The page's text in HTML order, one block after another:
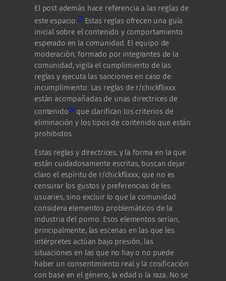
El post además hace referencia a las reglas de
este espacio.13Estas reglas ofrecen una guía
inicial sobre el contenido y comportamiento
esperado en la comunidad. El equipo de
moderación, formado por integrantes de la
comunidad, vigila el cumplimiento de las
reglas y ejecuta las sanciones en caso de
incumplimiento. Las reglas de r/chickflixxx
están acompañadas de unas directrices de
contenido14que clarifican los criterios de
eliminación y los tipos de contenido que están
prohibidos.
Estas reglas y directrices, y la forma en la que
están cuidadosamente escritas, buscan dejar
claro el espíritu de r/chickflixxx, que no es
censurar los gustos y preferencias de les
usuaries, sino excluir lo que la comunidad
considera elementos problemáticos de la
industria del porno. Esos elementos serían,
principalmente, las escenas en las que les
intérpretes actúan bajo presión, las
situaciones en las que no hay o no puede
haber un consentimiento real y la cosificación
con base en el género, la edad o la raza. No se